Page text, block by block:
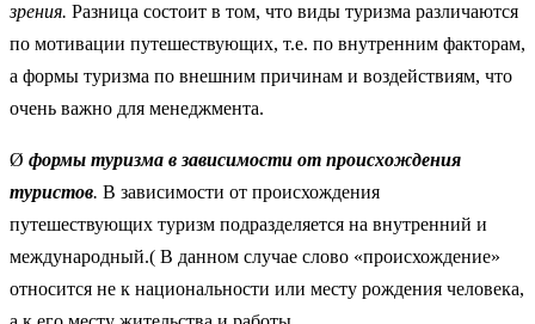
зрения. Разница состоит в том, что виды туризма различаются
по мотивации путешествующих, т.е. по внутренним факторам,
а формы туризма по внешним причинам и воздействиям, что
очень важно для менеджмента.
Ø формы туризма в зависимости от происхождения
туристов. В зависимости от происхождения
путешествующих туризм подразделяется на внутренний и
международный.( В данном случае слово «происхождение»
относится не к национальности или месту рождения человека,